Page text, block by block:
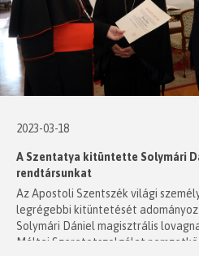
2023-03-18
A Szentatya kitüntette Solymári
rendtársunkat
Az Apostoli Szentszék világi
legrégebbi kitüntetését
Solymári Dániel magisztrális
Máltai Szeretetszolgálat